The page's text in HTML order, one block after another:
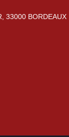
33000 BORDEAUX